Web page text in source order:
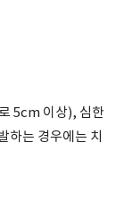
5cm 이상), 심한
하는 경우에는 치